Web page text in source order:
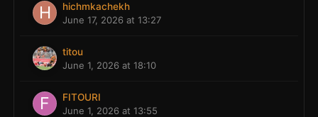
hichmkachekh
June 17, 2026 at 13:27
titou
June 1, 2026 at 18:10
FITOURI
June 1, 2026 at 13:55